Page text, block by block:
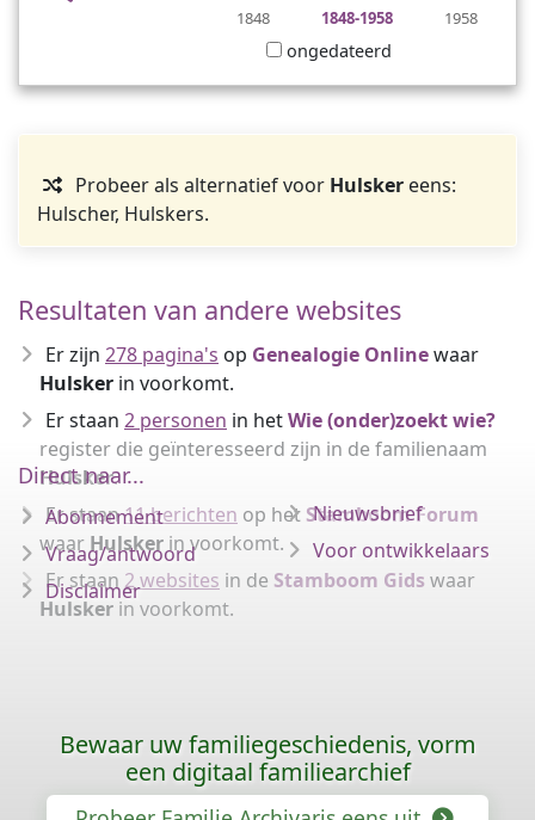
1848 1958
1848-1958
ongedateerd
Probeer als alternatief voor Hulskereens:
Hulscher, Hulskers.
Resultaten van andere websites
Er zijn 278 pagina's op Genealogie Onlinewaar
Hulsker in voorkomt.
Er staan 2 personen in hetWie (onder)zoekt wie?
register die geïnteresseerd zijn in de familienaam
Hulsker.
Er staan11 berichten op het Stamboom Forum
waar Hulsker in voorkomt.
Er staan 2 websites in de Stamboom Gids waar
Hulsker in voorkomt.
Direct naar...
Abonnement
Vraag/antwoord
Disclaimer
Nieuwsbrief
Voor ontwikkelaars
Bewaar uw familiegeschiedenis, vorm
een digitaal familiearchief